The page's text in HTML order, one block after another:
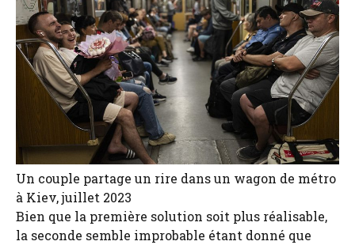
Un couple partage un rire dans un wagon de métro
à Kiev, juillet 2023
Bien que la première solution soit plus réalisable,
la seconde semble improbable étant donné que